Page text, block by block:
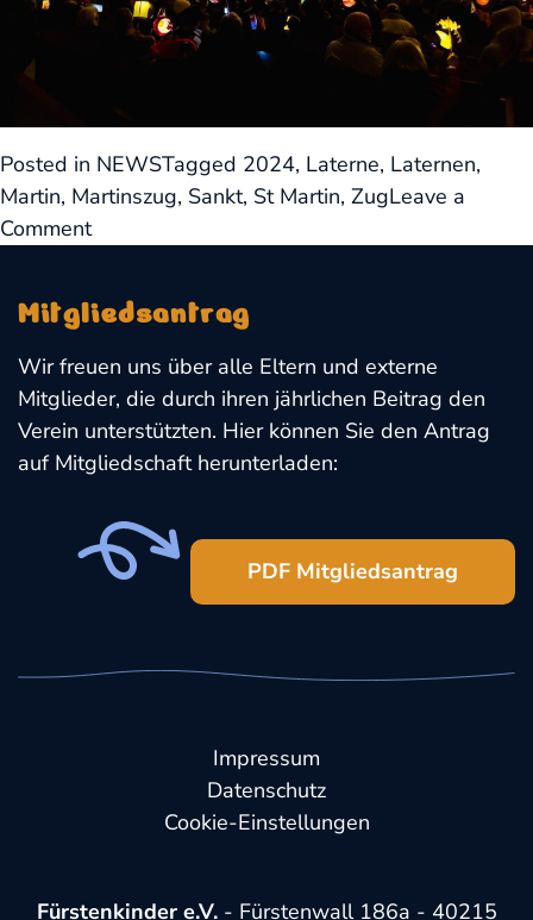
Posted in NEWSTagged 2024, Laterne, Laternen,
Martin, Martinszug, Sankt, St Martin, ZugLeave a
Commenton
Mitgliedsantrag
Wir freuen uns über alle Eltern und externe
Mitglieder, die durch ihren jährlichen Beitrag den
Verein unterstützten. Hier können Sie den Antrag
auf Mitgliedschaft herunterladen:
PDF Mitgliedsantrag
Fürstenkinder e.V.- Fürstenwall 186a - 40215
Impressum
Datenschutz
Cookie-Einstellungen